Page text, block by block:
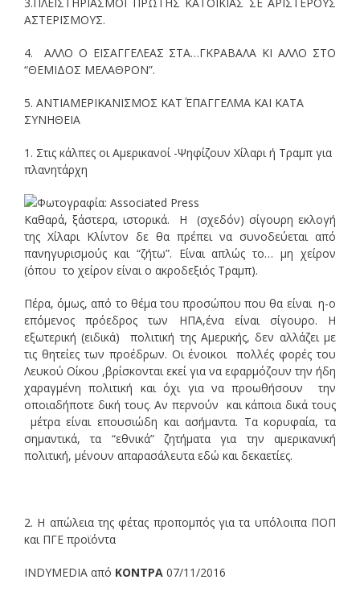
ΑΣΤΕΡΙΣΜΟΥΣ.
4. ΑΛΛΟ Ο ΕΙΣΑΓΓΕΛΕΑΣ ΣΤΑ…ΓΚΡΑΒΑΛΑ ΚΙ ΑΛΛΟ ΣΤΟ
“ΘΕΜΙΔΟΣ ΜΕΛΑΘΡΟΝ”.
5. ΑΝΤΙΑΜΕΡΙΚΑΝΙΣΜΟΣ ΚΑΤ΄ ΕΠΑΓΓΕΛΜΑ ΚΑΙ ΚΑΤΑ
ΣΥΝΗΘΕΙΑ
1. Στις κάλπες οι Αμερικανοί -Ψηφίζουν Χίλαρι ή Τραμπ για
πλανητάρχη
Καθαρά, ξάστερα, ιστορικά. Η (σχεδόν) σίγουρη εκλογή
της Χίλαρι Κλίντον δε θα πρέπει να συνοδεύεται από
πανηγυρισμούς και “ζήτω”. Είναι απλώς το… μη χείρον
(όπου το χείρον είναι ο ακροδεξιός Τραμπ).
Πέρα, όμως, από το θέμα του προσώπου που θα είναι η-ο
επόμενος πρόεδρος των ΗΠΑ,ένα είναι σίγουρο. Η
εξωτερική (ειδικά) πολιτική της Αμερικής, δεν αλλάζει με
τις θητείες των προέδρων. Οι ένοικοι πολλές φορές του
Λευκού Οίκου ,βρίσκονται εκεί για να εφαρμόζουν την ήδη
χαραγμένη πολιτική και όχι για να προωθήσουν την
οποιαδήποτε δική τους. Αν περνούν και κάποια δικά τους
μέτρα είναι επουσιώδη και ασήμαντα. Τα κορυφαία, τα
σημαντικά, τα “εθνικά” ζητήματα για την αμερικανική
πολιτική, μένουν απαρασάλευτα εδώ και δεκαετίες.
2. Η απώλεια της φέτας προπομπός για τα υπόλοιπα ΠΟΠ
και ΠΓΕ προϊόντα
INDYMEDIA από ΚΟΝΤΡΑ 07/11/2016